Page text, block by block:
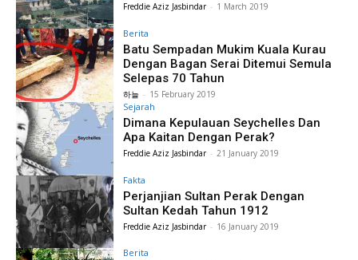
Freddie Aziz Jasbindar - 1 March 2019
Berita
Batu Sempadan Mukim Kuala Kurau
Dengan Bagan Serai Ditemui Semula
Selepas 70 Tahun
하늘 - 15 February 2019
Sejarah
Dimana Kepulauan Seychelles Dan
Apa Kaitan Dengan Perak?
Freddie Aziz Jasbindar - 21 January 2019
Fakta
Perjanjian Sultan Perak Dengan
Sultan Kedah Tahun 1912
Freddie Aziz Jasbindar - 16 January 2019
Berita